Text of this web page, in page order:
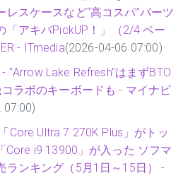
スケースなど“高コスパ”パーツ
「アキバPickUP！」（2/4 ペー
- ITmedia(2026-04-06 07:00)
"Arrow Lake Refresh"はまずBTO
ラボのキーボードも - マイナビ
07:00)
Core Ultra 7 270K Plus」がトッ
Core i9 13900」が入った ソフマ
ランキング（5月1日～15日） -